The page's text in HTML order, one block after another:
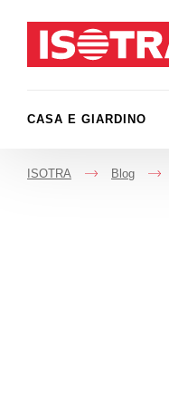
CASA E GIARDINO
ISOTRA
->
Blog